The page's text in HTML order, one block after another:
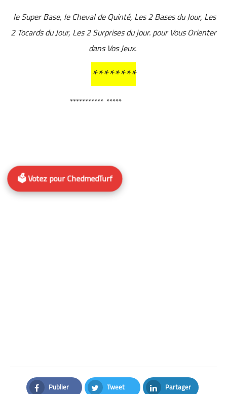
le Super Base, le Cheval de Quinté, Les 2 Bases du Jour, Les
2 Tocards du Jour, Les 2 Surprises du jour. pour Vous Orienter
dans Vos Jeux.
********
*********** *****
Publier Tweet Partager
🗳️ Votez pour ChedmedTurf